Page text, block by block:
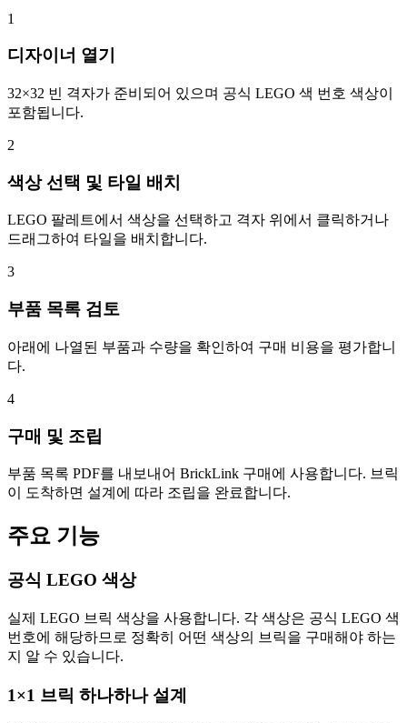
1
디자이너 열기
32×32 빈 격자가 준비되어 있으며 공식 LEGO 색 번호 색상이
포함됩니다.
2
색상 선택 및 타일 배치
LEGO 팔레트에서 색상을 선택하고 격자 위에서 클릭하거나
드래그하여 타일을 배치합니다.
3
부품 목록 검토
아래에 나열된 부품과 수량을 확인하여 구매 비용을 평가합니
다.
4
구매 및 조립
부품 목록 PDF를 내보내어 BrickLink 구매에 사용합니다. 브릭
이 도착하면 설계에 따라 조립을 완료합니다.
주요 기능
공식 LEGO 색상
실제 LEGO 브릭 색상을 사용합니다. 각 색상은 공식 LEGO 색
번호에 해당하므로 정확히 어떤 색상의 브릭을 구매해야 하는
지 알 수 있습니다.
1×1 브릭 하나하나 설계